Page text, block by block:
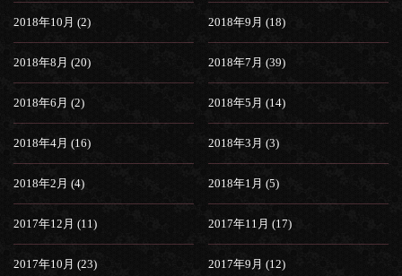
2018年10月 (2) 2018年9月 (18)
2018年8月 (20) 2018年7月 (39)
2018年6月 (2) 2018年5月 (14)
2018年4月 (16) 2018年3月 (3)
2018年2月 (4) 2018年1月 (5)
2017年12月 (11) 2017年11月 (17)
2017年10月 (23) 2017年9月 (12)